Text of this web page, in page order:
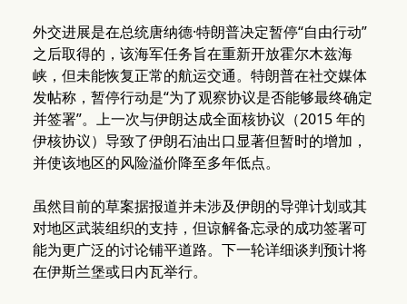
外交进展是在总统唐纳德·特朗普决定暂停“自由行动”
之后取得的，该海军任务旨在重新开放霍尔木兹海
峡，但未能恢复正常的航运交通。特朗普在社交媒体
发帖称，暂停行动是“为了观察协议是否能够最终确定
并签署”。上一次与伊朗达成全面核协议（2015 年的
伊核协议）导致了伊朗石油出口显著但暂时的增加，
并使该地区的风险溢价降至多年低点。
虽然目前的草案据报道并未涉及伊朗的导弹计划或其
对地区武装组织的支持，但谅解备忘录的成功签署可
能为更广泛的讨论铺平道路。下一轮详细谈判预计将
在伊斯兰堡或日内瓦举行。